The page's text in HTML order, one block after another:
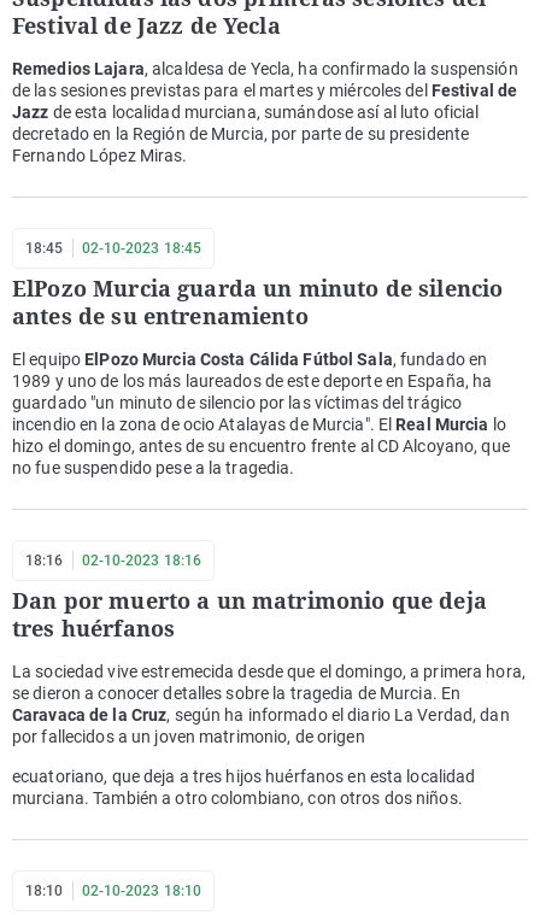
Festival de Jazz de Yecla
Remedios Lajara, alcaldesa de Yecla, ha confirmado la suspensión
de las sesiones previstas para el martes y miércoles del Festival de
Jazz de esta localidad murciana, sumándose así al luto oficial
decretado en la Región de Murcia, por parte de su presidente
Fernando López Miras.
18:45 02-10-2023 18:45
ElPozo Murcia guarda un minuto de silencio
antes de su entrenamiento
El equipo ElPozo Murcia Costa Cálida Fútbol Sala, fundado en
1989 y uno de los más laureados de este deporte en España, ha
guardado "un minuto de silencio por las víctimas del trágico
incendio en la zona de ocio Atalayas de Murcia". El Real Murcia lo
hizo el domingo, antes de su encuentro frente al CD Alcoyano, que
no fue suspendido pese a la tragedia.
18:16 02-10-2023 18:16
Dan por muerto a un matrimonio que deja
tres huérfanos
La sociedad vive estremecida desde que el domingo, a primera hora,
se dieron a conocer detalles sobre la tragedia de Murcia. En
Caravaca de la Cruz, según ha informado el diario La Verdad, dan
por fallecidos a un joven matrimonio, de origen
ecuatoriano, que deja a tres hijos huérfanos en esta localidad
murciana. También a otro colombiano, con otros dos niños.
18:10 02-10-2023 18:10